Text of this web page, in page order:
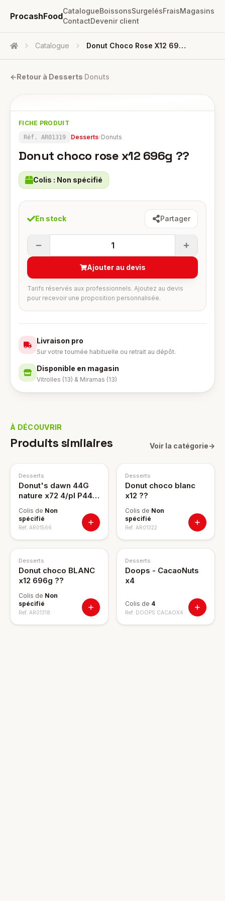
ProcashFood
CatalogueBoissonsSurgelésFraisMagasins
ContactDevenir client
Accueil Catalogue Donut Choco Rose X12 696g ??
←Retour à Desserts·Donuts
FICHE PRODUIT
Réf. AR01319 Desserts›Donuts
Donut choco rose x12 696g ??
Colis : Non spécifié
En stock Partager
1
Ajouter au devis
Tarifs réservés aux professionnels. Ajoutez au devis
pour recevoir une proposition personnalisée.
Livraison pro
Sur votre tournée habituelle ou retrait au dépôt.
Disponible en magasin
Vitrolles (13) & Miramas (13)
À DÉCOUVRIR
Produits similaires Voir la catégorie→
Desserts
Donut's dawn 44G
nature x72 4/pl P44
Colis de Non
spécifié
Ref. AR01566
Desserts
Donut choco blanc
x12 ??
Colis de Non
spécifié
Ref. AR01322
Desserts
Donut choco BLANC
x12 696g ??
Colis de Non
spécifié
Ref. AR01318
Desserts
Doops - CacaoNuts
x4
Colis de 4
Ref. DOOPS CACAOX4